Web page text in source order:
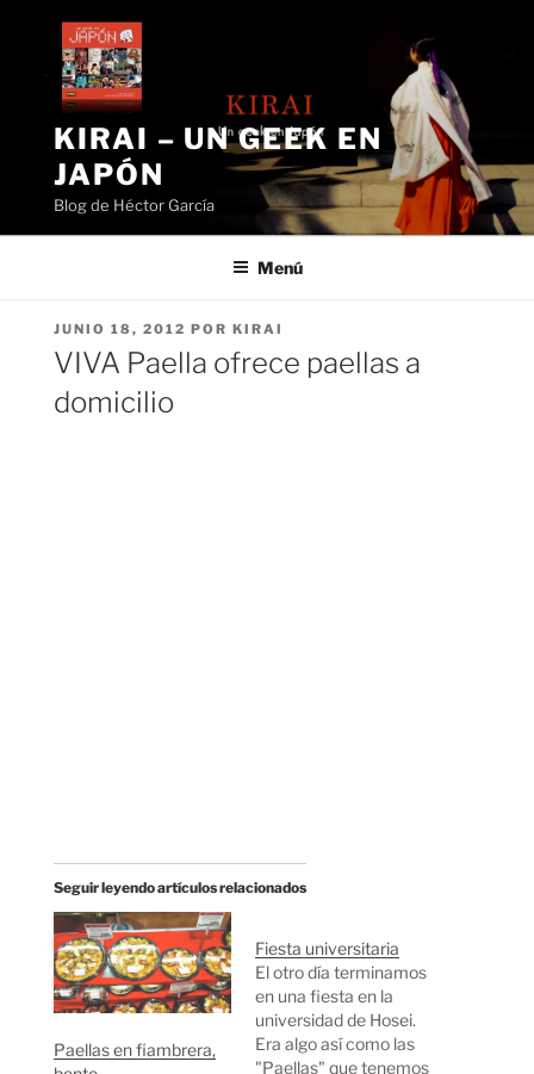
contenido
KIRAI – UN GEEK EN
JAPÓN
Blog de Héctor García
Menú
PUBLICADO
EL
JUNIO 18, 2012 POR KIRAI
VIVA Paella ofrece paellas a
domicilio
Seguir leyendo artículos relacionados
Paellas en fiambrera,
Fiesta universitaria
El otro día terminamos
en una fiesta en la
universidad de Hosei.
Era algo así como las
"Paellas" que tenemos